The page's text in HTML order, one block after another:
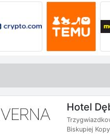
Hotel
Biskupiej